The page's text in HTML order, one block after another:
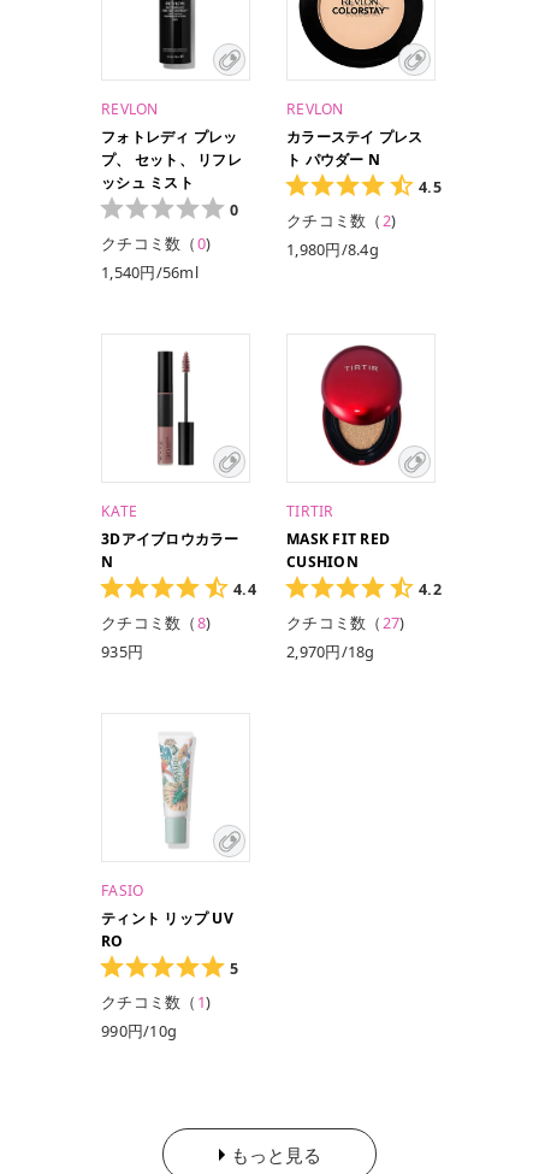
REVLON
フォトレディ プレッ
プ、 セット、 リフレ
ッシュ ミスト
0
クチコミ数（0)
1,540円/56ml
REVLON
カラーステイ プレス
ト パウダー N
4.5
クチコミ数（2)
1,980円/8.4g
KATE
3Dアイブロウカラー
N
4.4
クチコミ数（8)
935円
TIRTIR
MASK FIT RED
CUSHION
4.2
クチコミ数（27)
2,970円/18g
FASIO
ティント リップ UV
RO
5
クチコミ数（ 1)
990円/10g
もっと見る